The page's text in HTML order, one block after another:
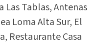
Las Tablas, Antenas
Loma Alta Sur, El
Restaurante Casa